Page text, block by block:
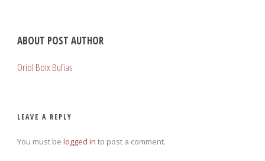
ABOUT POST AUTHOR
Oriol Boix Bufias
LEAVE A REPLY
You must be logged in to post a comment.